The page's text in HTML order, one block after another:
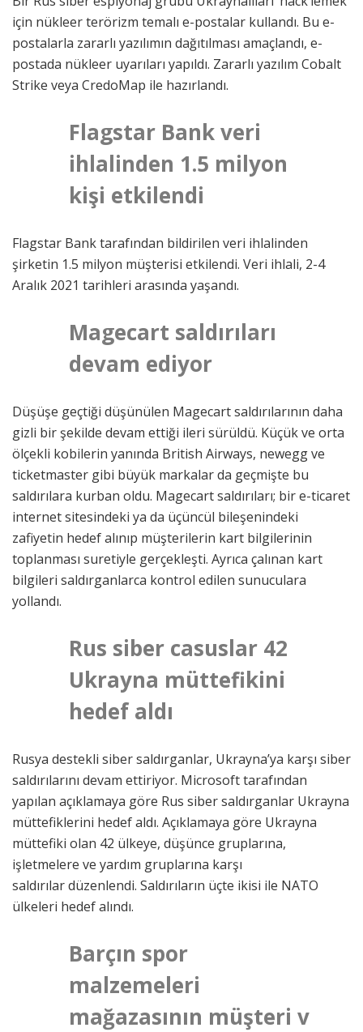
için nükleer terörizm temalı e-postalar kullandı. Bu e-
postalarla zararlı yazılımın dağıtılması amaçlandı, e-
postada nükleer uyarıları yapıldı. Zararlı yazılım Cobalt
Strike veya CredoMap ile hazırlandı.
Flagstar Bank veri
ihlalinden 1.5 milyon
kişi etkilendi
Flagstar Bank tarafından bildirilen veri ihlalinden
şirketin 1.5 milyon müşterisi etkilendi. Veri ihlali, 2-4
Aralık 2021 tarihleri arasında yaşandı.
Magecart saldırıları
devam ediyor
Düşüşe geçtiği düşünülen Magecart saldırılarının daha
gizli bir şekilde devam ettiği ileri sürüldü. Küçük ve orta
ölçekli kobilerin yanında British Airways, newegg ve
ticketmaster gibi büyük markalar da geçmişte bu
saldırılara kurban oldu. Magecart saldırıları; bir e-ticaret
internet sitesindeki ya da üçüncül bileşenindeki
zafiyetin hedef alınıp müşterilerin kart bilgilerinin
toplanması suretiyle gerçekleşti. Ayrıca çalınan kart
bilgileri saldırganlarca kontrol edilen sunuculara
yollandı.
Rus siber casuslar 42
Ukrayna müttefikini
hedef aldı
Rusya destekli siber saldırganlar, Ukrayna’ya karşı siber
saldırılarını devam ettiriyor. Microsoft tarafından
yapılan açıklamaya göre Rus siber saldırganlar Ukrayna
müttefiklerini hedef aldı. Açıklamaya göre Ukrayna
müttefiki olan 42 ülkeye, düşünce gruplarına,
işletmelere ve yardım gruplarına karşı
saldırılar düzenlendi. Saldırıların üçte ikisi ile NATO
ülkeleri hedef alındı.
Barçın spor
malzemeleri
mağazasının müşteri v